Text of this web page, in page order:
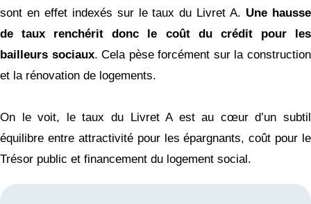
sont en effet indexés sur le taux du Livret A. Une hausse
de taux renchérit donc le coût du crédit pour les
bailleurs sociaux. Cela pèse forcément sur la construction
et la rénovation de logements.
On le voit, le taux du Livret A est au cœur d’un subtil
équilibre entre attractivité pour les épargnants, coût pour le
Trésor public et financement du logement social.